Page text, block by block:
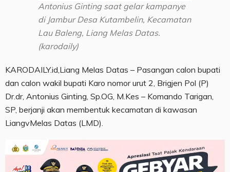
Antonius Ginting saat gelar kampanye
di Jambur Desa Kutambelin, Kecamatan
Lau Baleng, Liang Melas Datas.
(karodaily)
KARODAILY.id,Liang Melas Datas – Pasangan calon bupati
dan calon wakil bupati Karo nomor urut 2, Brigjen Pol (P)
Dr.dr, Antonius Ginting, Sp.OG, M.Kes – Komando Tarigan,
SP, berjanji akan membentuk kecamatan di kawasan
LiangvMelas Datas (LMD).